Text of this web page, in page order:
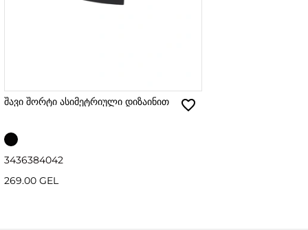
შავი შორტი ასიმეტრიული დიზაინით
3436384042
269.00 GEL